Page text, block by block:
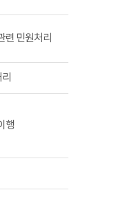
련 민원처리
행